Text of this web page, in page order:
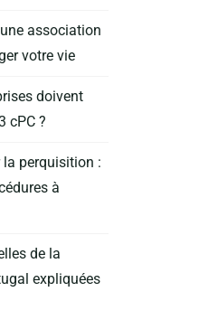
association
votre vie
doivent
cPC ?
la perquisition :
à
de la
expliquées